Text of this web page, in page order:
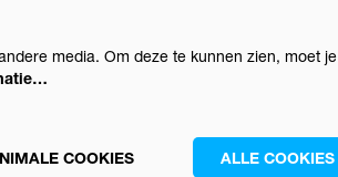
media. Om deze te kunnen zien, moet je
COOKIES ALLE COOKIES